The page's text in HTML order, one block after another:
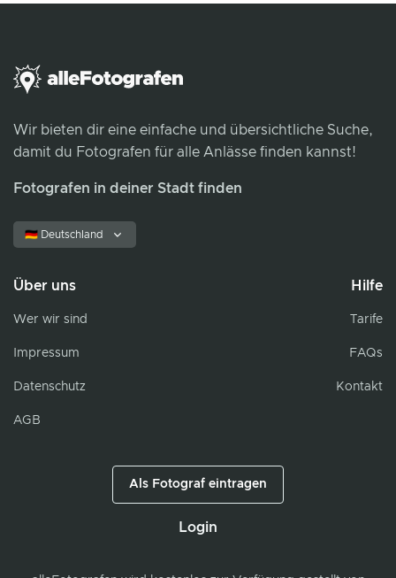
Wir bieten dir eine einfache und übersichtliche Suche,
damit du Fotografen für alle Anlässe finden kannst!
Fotografen in deiner Stadt finden
🇩🇪 Deutschland
Über uns
Wer wir sind
Impressum
Datenschutz
AGB
Hilfe
Tarife
FAQs
Kontakt
Als Fotograf eintragen
Login